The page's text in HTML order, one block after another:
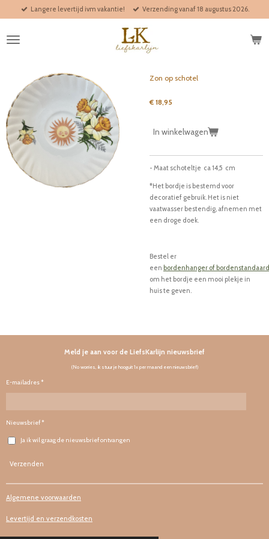
de
Langere levertijd ivm vakantie! Verzending vanaf 18 augustus 2026.
Zon op schotel
€ 18,95
In winkelwagen
- Maat schoteltje ca 14,5 cm
*Het bordje is bestemd voor
decoratief gebruik. Het is niet
vaatwasser bestendig, afnemen met
een droge doek.
Bestel er
een bordenhanger of bordenstandaard
om het bordje een mooi plekje in
huis te geven.
Meld je aan voor de LiefsKarlijn nieuwsbrief
(No worries, ik stuur je hooguit 1x per maand een nieuwsbrief)
E-mailadres *
Nieuwsbrief *
Ja ik wil graag de nieuwsbrief ontvangen
Verzenden
Algemene voorwaarden
Levertijd en verzendkosten